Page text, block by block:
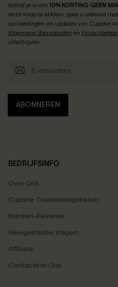
Schrijf je in om 10% KORTING GEEN
deze knop te klikken, gaat u akkoord
aanbiedingen en updates van Cupshe
Algemene Voorwaarden en Privacybeleid
uitschrijven.
ABONNEREN
BEDRIJFSINFO
Over Ons
Cupshe Toeleveringsketen
Klanten-Reviews
Veelgestelde Vragen
Affiliate
Contacteer Ons